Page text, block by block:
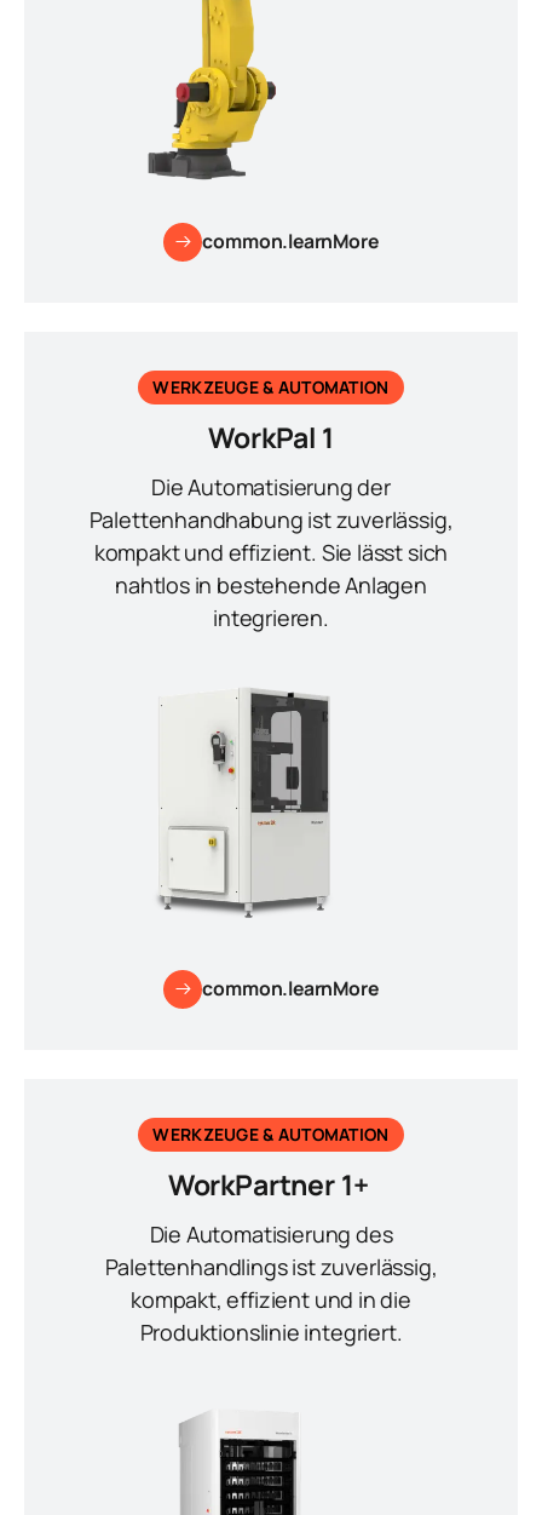
common.learnMore
common.learnMore
WERKZEUGE & AUTOMATION
WorkPal 1
Die Automatisierung der
Palettenhandhabung ist zuverlässig,
kompakt und effizient. Sie lässt sich
nahtlos in bestehende Anlagen
integrieren.
WERKZEUGE & AUTOMATION
WorkPartner 1+
Die Automatisierung des
Palettenhandlings ist zuverlässig,
kompakt, effizient und in die
Produktionslinie integriert.